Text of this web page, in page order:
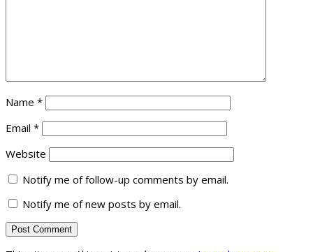
Name *
Email *
Website
Notify me of follow-up comments by email.
Notify me of new posts by email.